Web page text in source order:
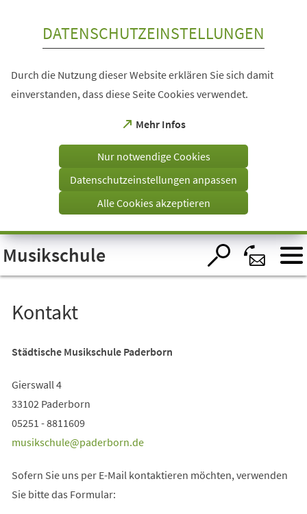
Visuelle
Assistenzsoftware
öffnen.
DATENSCHUTZEINSTELLUNGEN
Durch die Nutzung dieser Website erklären Sie sich damit
einverstanden, dass diese Seite Cookies verwendet.
Mehr Infos
(Öffnet
einem
Tab)
Nur notwendige Cookies
Datenschutzeinstellungen anpassen
Alle Cookies akzeptieren
Musikschule
Kontakt
Städtische Musikschule Paderborn
Gierswall 4
33102 Paderborn
05251 - 8811609
musikschule
paderborn de
Sofern Sie uns per E-Mail kontaktieren möchten, verwenden
Sie bitte das Formular: